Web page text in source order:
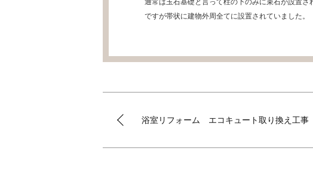
通常は玉石基礎と言って柱の下のみに束石が設置さ
ですが帯状に建物外周全てに設置されていました。
浴室リフォーム エコキュート取り換え工事